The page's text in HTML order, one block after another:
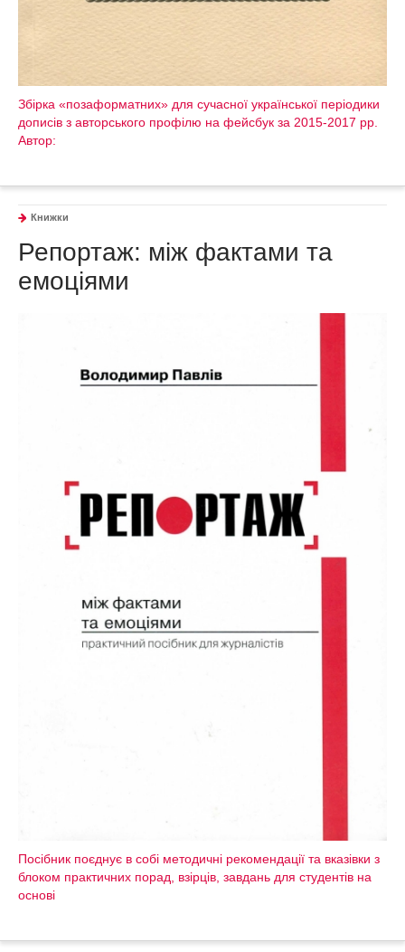
Збірка «позаформатних» для сучасної української періодики
дописів з авторського профілю на фейсбук за 2015-2017 рр.
Автор:
Книжки
Репортаж: між фактами та
емоціями
Посібник поєднує в собі методичні рекомендації та вказівки з
блоком практичних порад, взірців, завдань для студентів на
основі